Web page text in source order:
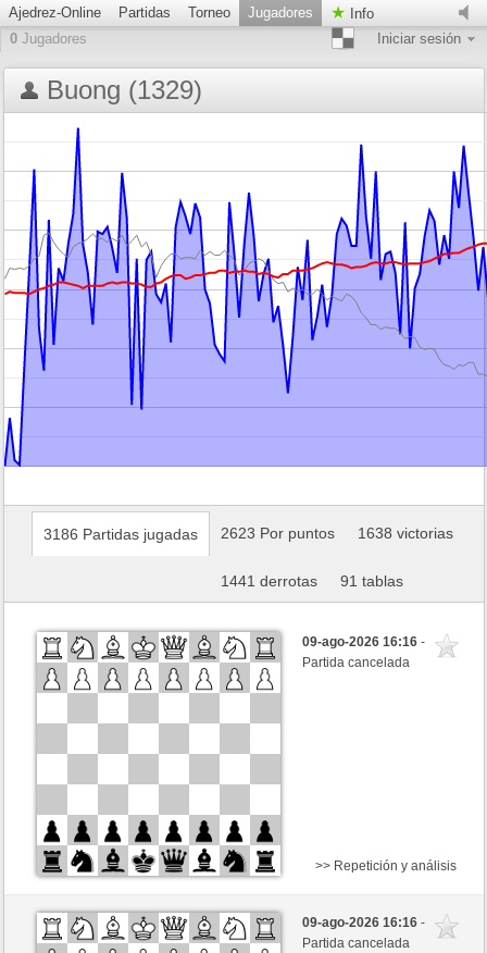
Ajedrez-Online Partidas Torneo Jugadores
Info
0 Jugadores Iniciar sesión
Buong (1329)
3186 Partidas jugadas 2623 Por puntos 1638 victorias
1441 derrotas 91 tablas
09-ago-2026 16:16-
Partida cancelada
Blancas
Aristofenes (1310)
Negras
Buong (1350)
>> Repetición y análisis
09-ago-2026 16:16-
Partida cancelada